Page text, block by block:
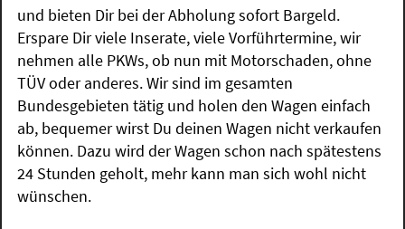
und bieten Dir bei der Abholung sofort Bargeld.
Erspare Dir viele Inserate, viele Vorführtermine, wir
nehmen alle PKWs, ob nun mit Motorschaden, ohne
TÜV oder anderes. Wir sind im gesamten
Bundesgebieten tätig und holen den Wagen einfach
ab, bequemer wirst Du deinen Wagen nicht verkaufen
können. Dazu wird der Wagen schon nach spätestens
24 Stunden geholt, mehr kann man sich wohl nicht
wünschen.